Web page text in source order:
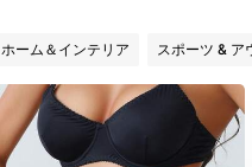
ホーム＆インテリア スポーツ & ア